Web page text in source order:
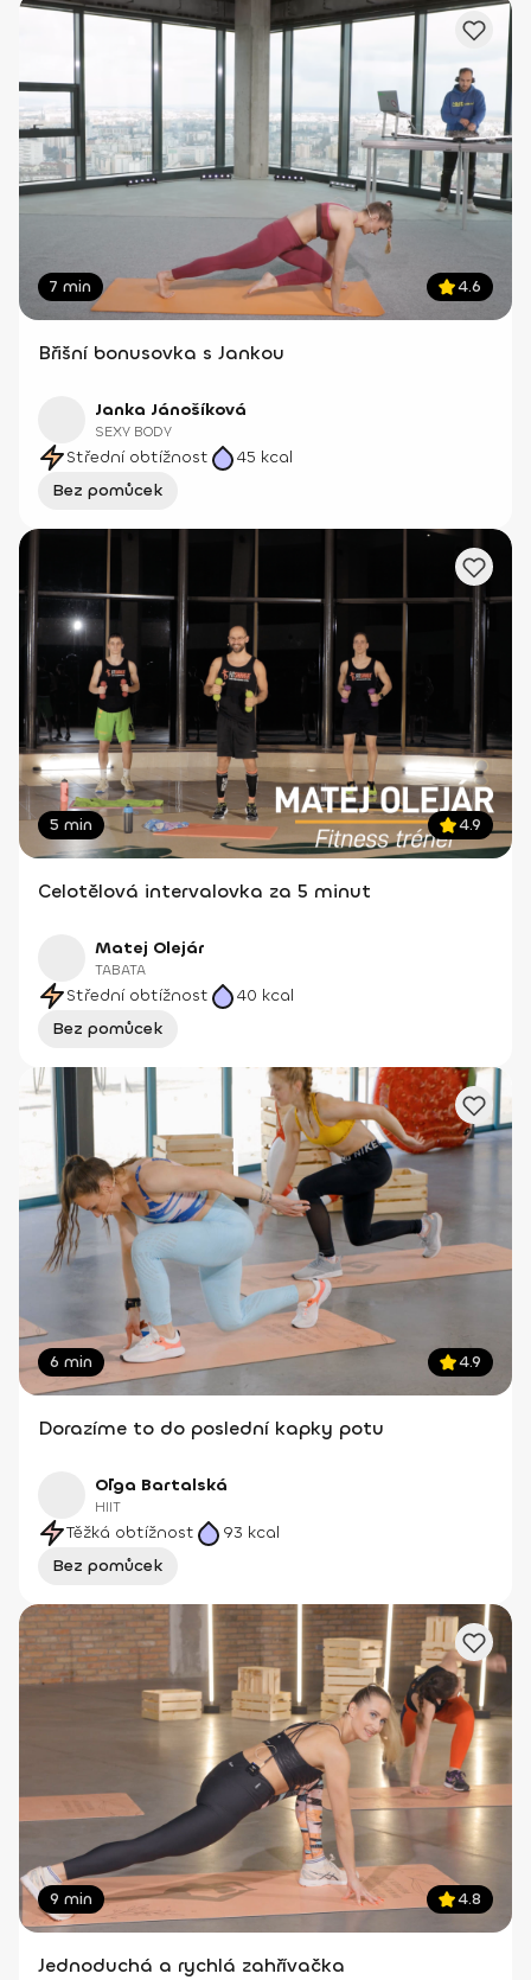
7 min 4.6
Břišní bonusovka s Jankou
Janka Jánošíková
SEXY BODY
Střední obtížnost 45 kcal
Bez pomůcek
5 min 4.9
Celotělová intervalovka za 5 minut
Matej Olejár
TABATA
Střední obtížnost 40 kcal
Bez pomůcek
6 min 4.9
Dorazíme to do poslední kapky potu
Oľga Bartalská
HIIT
Těžká obtížnost 93 kcal
Bez pomůcek
9 min 4.8
Jednoduchá a rychlá zahřívačka